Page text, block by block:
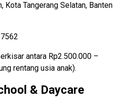
Kota Tangerang Selatan, Banten
antara Rp2.500.000 –
rentang usia anak).
& Daycare